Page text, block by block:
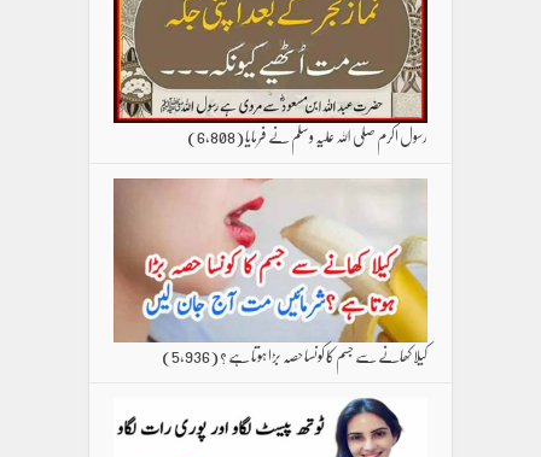
رسول اکرم صلی اللہ علیہ وسلم نے فرمایا(6,808)
کیلا کھانے سے جسم کا کونسا حصہ بڑا ہوتا ہے ؟(5,936)